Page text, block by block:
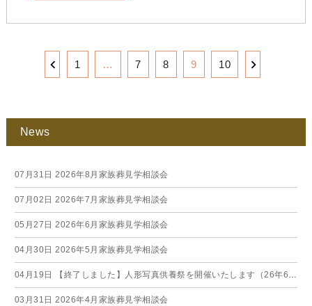
1 … 7 8 9 10
News
07月31日 2026年8月家族葬見学相談会
07月02日 2026年7月家族葬見学相談会
05月27日 2026年6月家族葬見学相談会
04月30日 2026年5月家族葬見学相談会
04月19日 【終了しました】人形写真供養祭を開催いたします（26年6月）
03月31日 2026年4月家族葬見学相談会